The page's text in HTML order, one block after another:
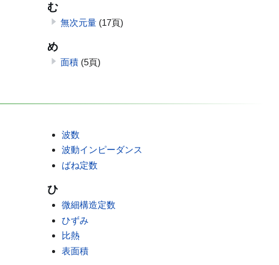
む
無次元量 (17頁)
め
面積 (5頁)
波数
波動インピーダンス
ばね定数
ひ
微細構造定数
ひずみ
比熱
表面積